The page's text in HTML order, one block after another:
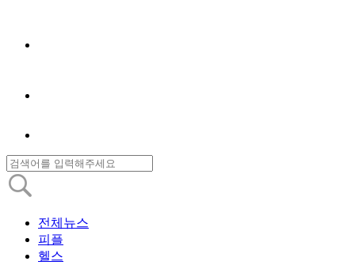
전체뉴스
피플
헬스